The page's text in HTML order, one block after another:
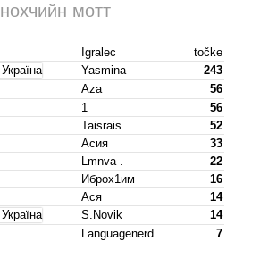
нохчийн мотт
Igralec
točke
Yasmina
243
Aza
56
1
56
Taisrais
52
Асия
33
Lmnva .
22
Иброх1им
16
Ася
14
S.novik
14
Languagenerd 7